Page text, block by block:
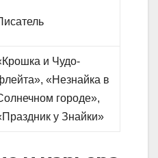
и Чудо-
«Незнайка в
городе»,
у Знайки»